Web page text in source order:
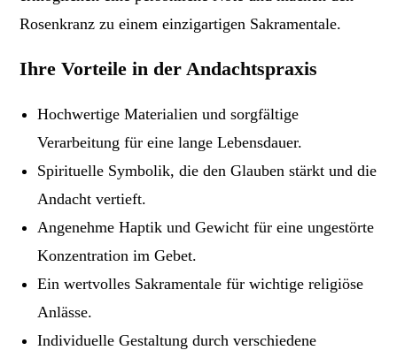
Rosenkranz zu einem einzigartigen Sakramentale.
Ihre Vorteile in der Andachtspraxis
Hochwertige Materialien und sorgfältige
Verarbeitung für eine lange Lebensdauer.
Spirituelle Symbolik, die den Glauben stärkt und die
Andacht vertieft.
Angenehme Haptik und Gewicht für eine ungestörte
Konzentration im Gebet.
Ein wertvolles Sakramentale für wichtige religiöse
Anlässe.
Individuelle Gestaltung durch verschiedene